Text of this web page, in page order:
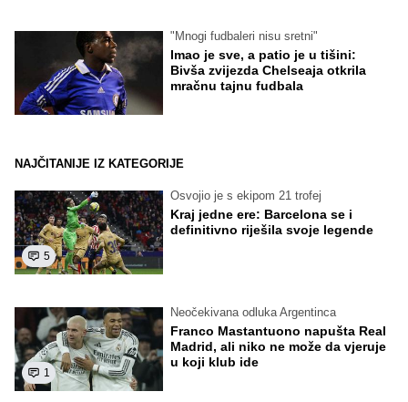
"Mnogi fudbaleri nisu sretni"
Imao je sve, a patio je u tišini:
Bivša zvijezda Chelseaja otkrila
mračnu tajnu fudbala
NAJČITANIJE IZ KATEGORIJE
5
Osvojio je s ekipom 21 trofej
Kraj jedne ere: Barcelona se i
definitivno riješila svoje legende
1
Neočekivana odluka Argentinca
Franco Mastantuono napušta Real
Madrid, ali niko ne može da vjeruje
u koji klub ide